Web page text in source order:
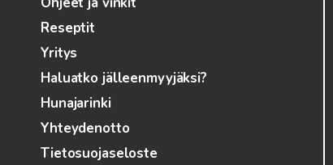
Reseptit
Yritys
Haluatko jälleenmyyjäksi?
Hunajarinki
Yhteydenotto
Tietosuojaseloste